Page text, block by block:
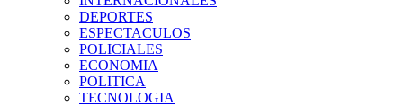
DEPORTES
ESPECTACULOS
POLICIALES
ECONOMIA
POLITICA
TECNOLOGIA